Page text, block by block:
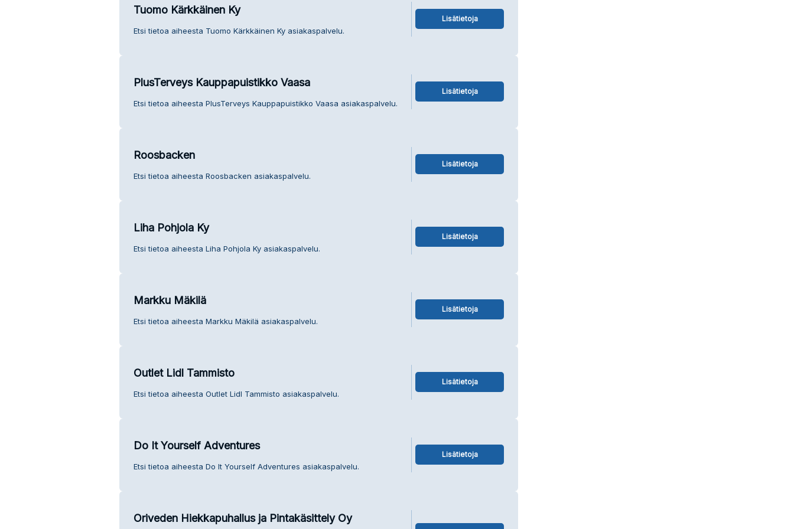
Tuomo Kärkkäinen Ky
Etsi tietoa aiheesta Tuomo Kärkkäinen Ky asiakaspalvelu.
Lisätietoja
PlusTerveys Kauppapuistikko Vaasa
Etsi tietoa aiheesta PlusTerveys Kauppapuistikko Vaasa asiakaspalvelu.
Lisätietoja
Roosbacken
Etsi tietoa aiheesta Roosbacken asiakaspalvelu.
Lisätietoja
Liha Pohjola Ky
Etsi tietoa aiheesta Liha Pohjola Ky asiakaspalvelu.
Lisätietoja
Markku Mäkilä
Etsi tietoa aiheesta Markku Mäkilä asiakaspalvelu.
Lisätietoja
Outlet Lidl Tammisto
Etsi tietoa aiheesta Outlet Lidl Tammisto asiakaspalvelu.
Lisätietoja
Do It Yourself Adventures
Etsi tietoa aiheesta Do It Yourself Adventures asiakaspalvelu.
Lisätietoja
Oriveden Hiekkapuhallus ja Pintakäsittely Oy